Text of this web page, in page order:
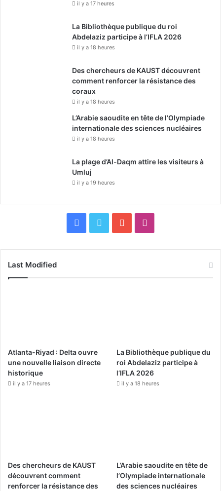
il y a 17 heures
La Bibliothèque publique du roi
Abdelaziz participe à l’IFLA 2026
il y a 18 heures
Des chercheurs de KAUST découvrent
comment renforcer la résistance des
coraux
il y a 18 heures
L’Arabie saoudite en tête de l’Olympiade
internationale des sciences nucléaires
il y a 18 heures
La plage d’Al-Daqm attire les visiteurs à
Umluj
il y a 19 heures
e
k
T
t
a
m
Last Modified
Atlanta-Riyad : Delta ouvre
une nouvelle liaison directe
historique
il y a 17 heures
La Bibliothèque publique du
roi Abdelaziz participe à
l’IFLA 2026
il y a 18 heures
Des chercheurs de KAUST
découvrent comment
renforcer la résistance des
L’Arabie saoudite en tête de
l’Olympiade internationale
des sciences nucléaires